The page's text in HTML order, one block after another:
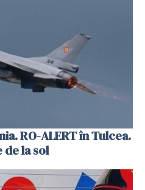
RO-ALERT în Tulcea.
de la sol